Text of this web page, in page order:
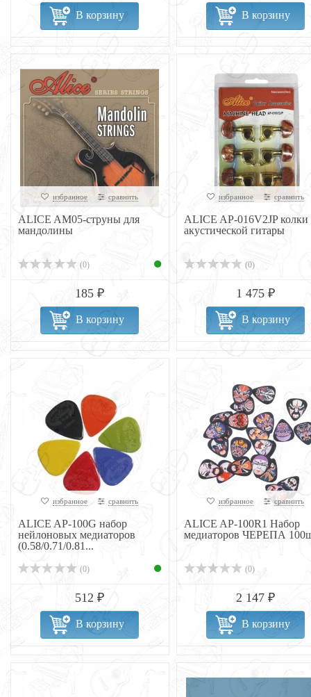
В корзину В корзину
избранное сравнить
ALICE AM05-струны для
мандолины
(0)
185 ₽
В корзину
избранное сравнить
ALICE AP-016V2JP колки
акустической гитары
(0)
1 475 ₽
В корзину
избранное сравнить
ALICE AP-100G набор
нейлоновых медиаторов
(0.58/0.71/0.81...
(0)
512 ₽
В корзину
избранное сравнить
ALICE AP-100R1 Набор
медиаторов ЧЕРЕПА
(0)
2 147 ₽
В корзину